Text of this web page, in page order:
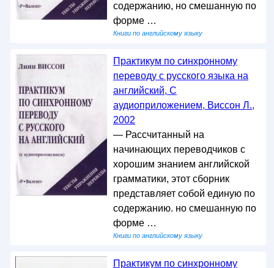
содержанию, но смешанную по
форме …
Книги по английскому языку
Практикум по синхронному
переводу с русского языка на
английский, С
аудиоприложением, Виссон Л.,
2002
— Рассчитанный на
начинающих переводчиков с
хорошим знанием английской
грамматики, этот сборник
представляет собой единую по
содержанию. но смешанную по
форме …
Книги по английскому языку
Практикум по синхронному